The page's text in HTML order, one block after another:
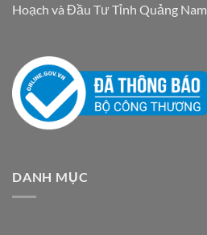
Hoạch và Đầu Tư Tỉnh Quảng Nam
DANH MỤC